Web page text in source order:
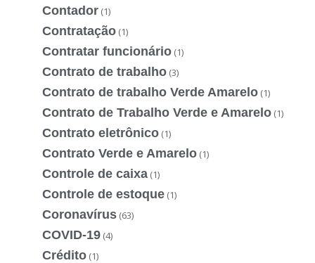
Contador (1)
Contratação (1)
Contratar funcionário (1)
Contrato de trabalho (3)
Contrato de trabalho Verde Amarelo (1)
Contrato de Trabalho Verde e Amarelo (1)
Contrato eletrônico (1)
Contrato Verde e Amarelo (1)
Controle de caixa (1)
Controle de estoque (1)
Coronavírus (63)
COVID-19 (4)
Crédito (1)